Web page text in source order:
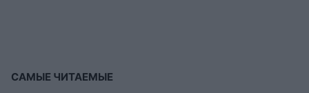
САМЫЕ ЧИТАЕМЫЕ